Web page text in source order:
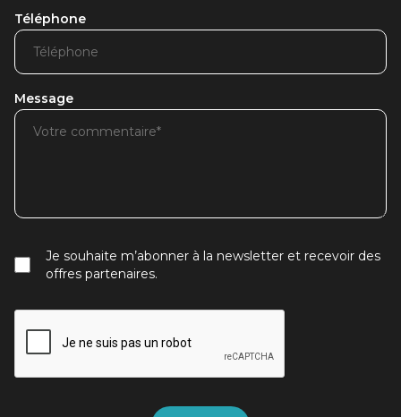
Téléphone
Message
Je souhaite m’abonner à la newsletter et recevoir des
offres partenaires.